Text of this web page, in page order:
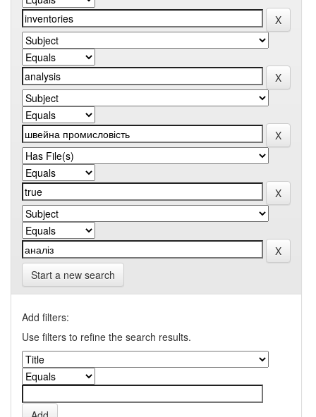
Start a new search
Add filters:
Use filters to refine the search results.